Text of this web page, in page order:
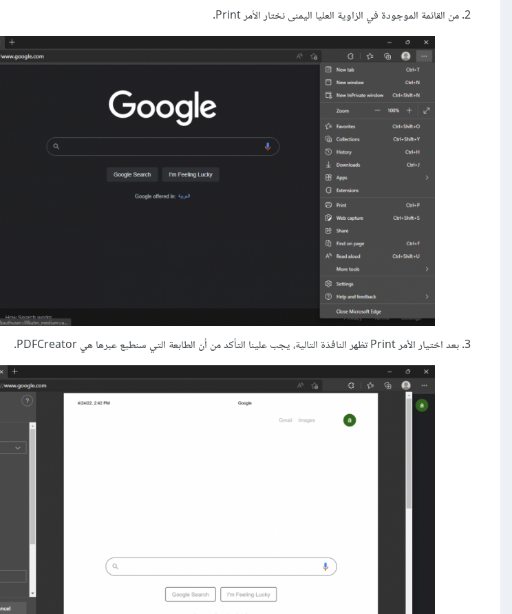
من القائمة الموجودة في الزاوية العليا اليمنى نختار الأمر Print.
بعد اختيار الأمر Print تظهر النافذة التالية، يجب علينا التأكد من أن الطابعة التي سنطبع عبرها هي PDFCreator.